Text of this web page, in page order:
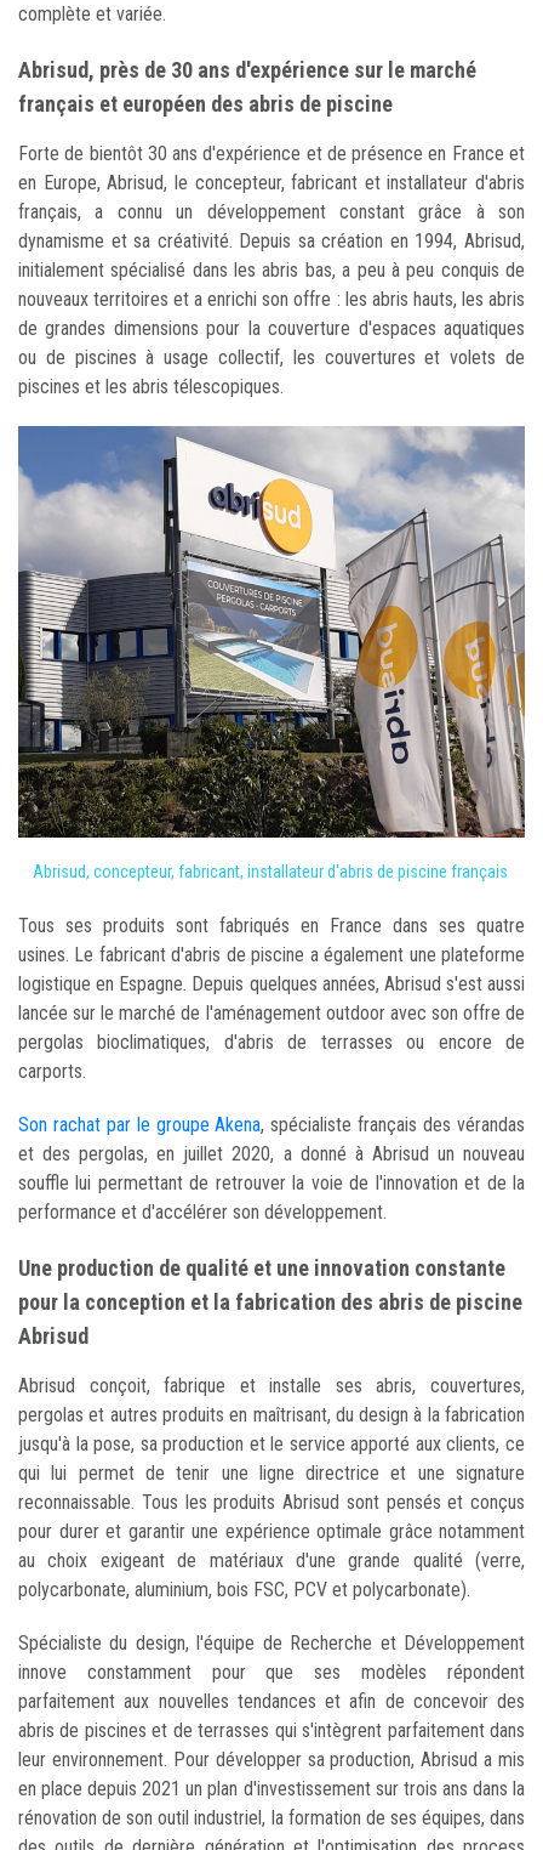
complète et variée.
Abrisud, près de 30 ans d'expérience sur le marché
français et européen des abris de piscine
Forte de bientôt 30 ans d'expérience et de présence en France et
en Europe, Abrisud, le concepteur, fabricant et installateur d'abris
français, a connu un développement constant grâce à son
dynamisme et sa créativité. Depuis sa création en 1994, Abrisud,
initialement spécialisé dans les abris bas, a peu à peu conquis de
nouveaux territoires et a enrichi son offre : les abris hauts, les abris
de grandes dimensions pour la couverture d'espaces aquatiques
ou de piscines à usage collectif, les couvertures et volets de
piscines et les abris télescopiques.
Abrisud, concepteur, fabricant, installateur d'abris de piscine français
Tous ses produits sont fabriqués en France dans ses quatre
usines. Le fabricant d'abris de piscine a également une plateforme
logistique en Espagne. Depuis quelques années, Abrisud s'est aussi
lancée sur le marché de l'aménagement outdoor avec son offre de
pergolas bioclimatiques, d'abris de terrasses ou encore de
carports.
Son rachat par le groupe Akena, spécialiste français des vérandas
et des pergolas, en juillet 2020, a donné à Abrisud un nouveau
souffle lui permettant de retrouver la voie de l'innovation et de la
performance et d'accélérer son développement.
Une production de qualité et une innovation constante
pour la conception et la fabrication des abris de piscine
Abrisud
Abrisud conçoit, fabrique et installe ses abris, couvertures,
pergolas et autres produits en maîtrisant, du design à la fabrication
jusqu'à la pose, sa production et le service apporté aux clients, ce
qui lui permet de tenir une ligne directrice et une signature
reconnaissable. Tous les produits Abrisud sont pensés et conçus
pour durer et garantir une expérience optimale grâce notamment
au choix exigeant de matériaux d'une grande qualité (verre,
polycarbonate, aluminium, bois FSC, PCV et polycarbonate).
Spécialiste du design, l'équipe de Recherche et Développement
innove constamment pour que ses modèles répondent
parfaitement aux nouvelles tendances et afin de concevoir des
abris de piscines et de terrasses qui s'intègrent parfaitement dans
leur environnement. Pour développer sa production, Abrisud a mis
en place depuis 2021 un plan d'investissement sur trois ans dans la
rénovation de son outil industriel, la formation de ses équipes, dans